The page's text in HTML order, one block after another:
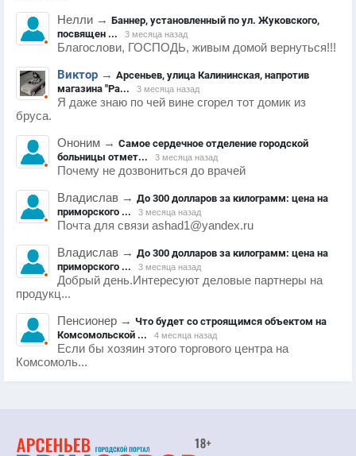
Нелли → Баннер, установленный по ул. Жуковского,
посвящен ...
3 месяца назад
Благослови, ГОСПОДЬ, живым домой вернуться!!!
Виктор → Арсеньев, улица Калининская, напротив
магазина "Ра...
3 месяца назад
Я даже знаю по чей вине сгорел тот домик из
бруса.
Ононим → Самое сердечное отделение городской
больницы отмет...
3 месяца назад
Почему не дозвониться до врачей
Владислав → До 300 долларов за килограмм: цена на
приморского ...
3 месяца назад
Почта для связи ashad1@yandex.ru
Владислав → До 300 долларов за килограмм: цена на
приморского ...
3 месяца назад
Добрый день.Интересуют деловые партнеры на
продукц...
Пенсионер → Что будет со строящимся объектом на
Комсомольской ...
4 месяца назад
Если бы хозяин этого торгового центра на
Комсомоль...